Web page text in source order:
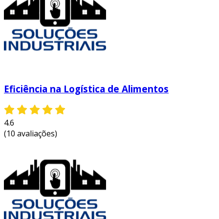
de transporte preserva as propriedades
organolépticas dos alimentos, como
sabor, textura e aroma.
segurança alimentar:
atendimento rápido:
logístico eficiente permite entregas mais
a satisfação do cliente.
transporte pode reduzir a pegada de
carbono, principalmente quando são
adotadas práticas mais ecológicas, como o
uso de veículos elétricos.
o transporte eficaz de alimentos preparados
Eficiência na Logística de Alimentos
4.6
(10 avaliações)